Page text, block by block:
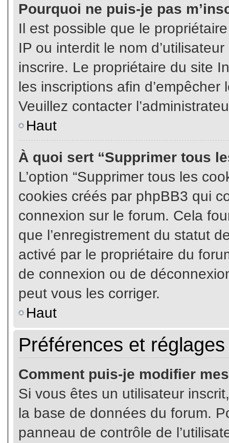
Pourquoi ne puis-je pas
Il est possible que le
IP ou interdit le nom
inscrire. Le propriétaire du site
les inscriptions afin d’empêcher
Veuillez contacter
Haut
À quoi sert “Supprimer tous
L’option “Supprimer tous les
cookies créés par phpBB3 qui
connexion sur le forum. Cela
que l’enregistrement du statut
activé par le propriétaire du
de connexion ou de
peut vous les corriger.
Haut
Préférences et
Comment puis-je modifier
Si vous êtes un utilisateur
la base de données du forum.
panneau de contrôle de